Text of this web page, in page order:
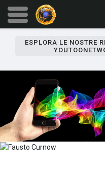
ESPLORA LE NOSTRE